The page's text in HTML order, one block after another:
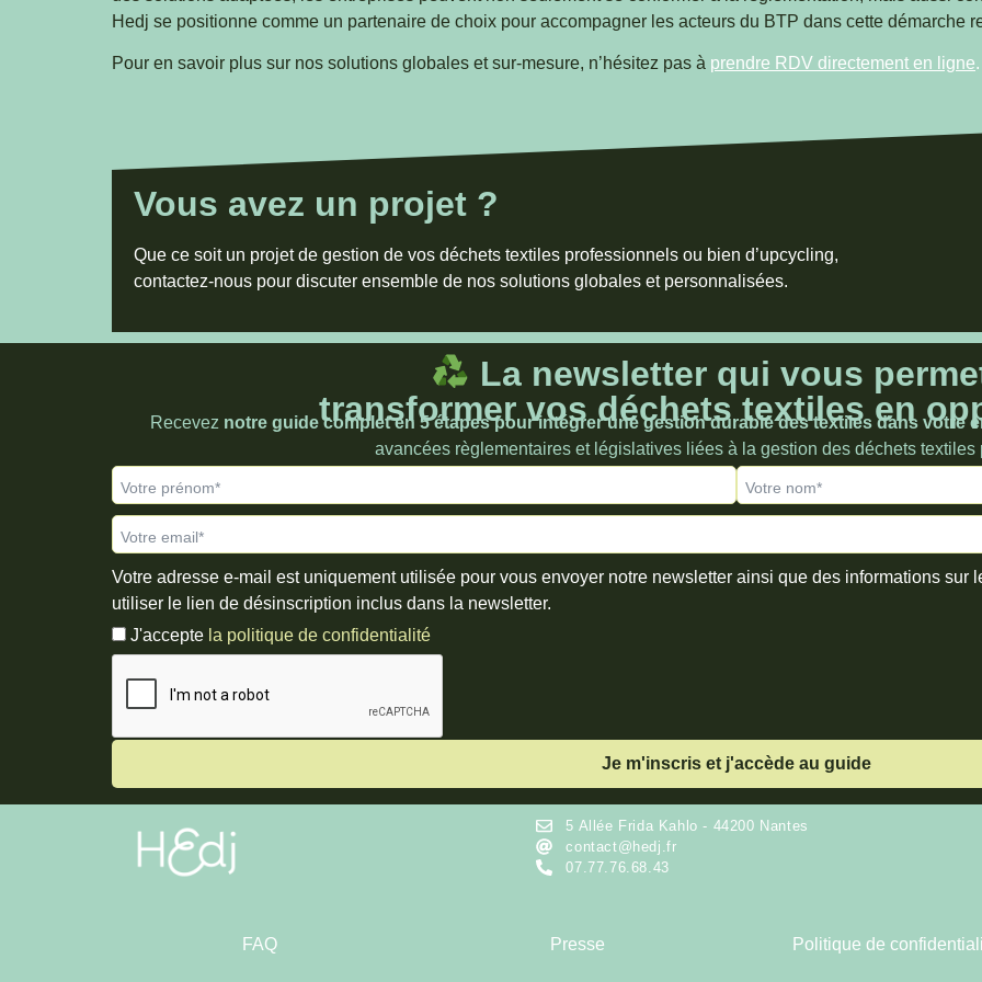
Hedj se positionne comme un partenaire de choix pour accompagner les acteurs du BTP dans cette démarche
Pour en savoir plus sur nos solutions globales et sur-mesure, n’hésitez pas à prendre RDV directement en ligne.
Vous avez un projet ?
Que ce soit un projet de gestion de vos déchets textiles professionnels ou bien d’upcycling,
contactez-nous pour discuter ensemble de nos solutions globales et personnalisées.
La newsletter qui vous
transformer vos déchets textiles en
Recevez notre guide complet en 5 étapes pour intégrer une gestion durable des textiles dans votre
avancées règlementaires et législatives liées à la gestion des déchets textiles
Votre prénom* Votre nom*
Votre email*
Votre adresse e-mail est uniquement utilisée pour vous envoyer notre newsletter ainsi que des informations sur
utiliser le lien de désinscription inclus dans la newsletter.
J'accepte la politique de confidentialité
5 Allée Frida Kahlo - 44200 Nantes
contact@hedj.fr
07.77.76.68.43
FAQ Presse Politique de